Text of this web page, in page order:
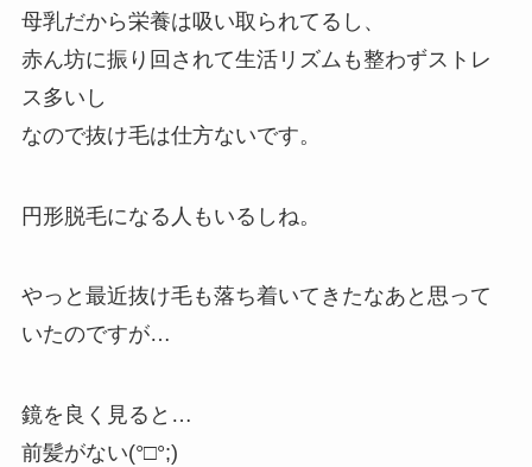
母乳だから栄養は吸い取られてるし、
赤ん坊に振り回されて生活リズムも整わずストレ
ス多いし
なので抜け毛は仕方ないです。
円形脱毛になる人もいるしね。
やっと最近抜け毛も落ち着いてきたなあと思って
いたのですが…
鏡を良く見ると…
前髪がない(°□°;)